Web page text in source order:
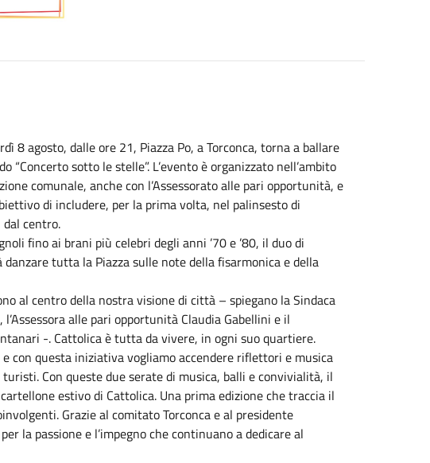
8 agosto, dalle ore 21, Piazza Po, a Torconca, torna a ballare
“Concerto sotto le stelle”. L’evento è organizzato nell’ambito
comunale, anche con l’Assessorato alle pari opportunità, e
di includere, per la prima volta, nel palinsesto di
centro.
fino ai brani più celebri degli anni ’70 e ’80, il duo di
tutta la Piazza sulle note della fisarmonica e della
al centro della nostra visione di città – spiegano la Sindaca
alle pari opportunità Claudia Gabellini e il
-. Cattolica è tutta da vivere, in ogni suo quartiere.
con questa iniziativa vogliamo accendere riflettori e musica
Con queste due serate di musica, balli e convivialità, il
estivo di Cattolica. Una prima edizione che traccia il
Grazie al comitato Torconca e al presidente
la passione e l’impegno che continuano a dedicare al